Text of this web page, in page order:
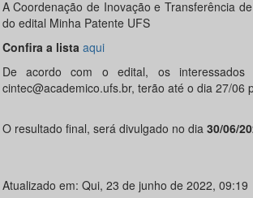
A Coordenação de Inovação e Transferência
do edital Minha Patente UFS
Confira a lista aqui
De acordo com o edital, os
cintec@academico.ufs.br, terão até o dia 27/06
O resultado final, será divulgado no dia 30/06/
Atualizado em: Qui, 23 de junho de 2022, 09:19